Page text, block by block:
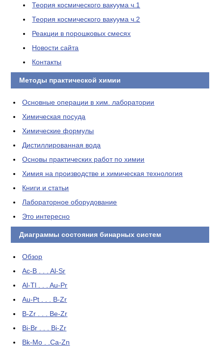
Теория космического вакуума ч.1
Теория космического вакуума ч.2
Реакции в порошковых смесях
Новости сайта
Контакты
Методы практической химии
Основные операции в хим. лаборатории
Химическая посуда
Химические формулы
Дистиллированная вода
Основы практических работ по химии
Химия на производстве и химическая технология
Книги и статьи
Лабораторное оборудование
Это интересно
Диаграммы состояния бинарных систем
Обзор
Ac-B . . . Al-Sr
Al-Tl . . . Au-Pr
Au-Pt . . . B-Zr
B-Zr . . . Be-Zr
Bi-Br . . . Bi-Zr
Bk-Mo . .Ca-Zn